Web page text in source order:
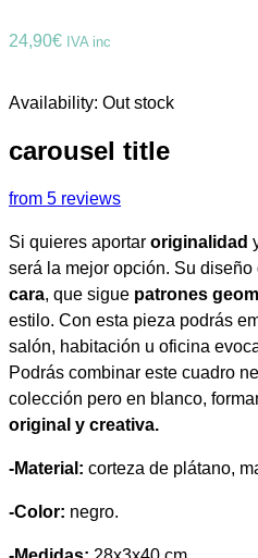
24,90€ IVA inc
Availability: Out stock
carousel title
from 5 reviews
Si quieres aportar originalidad
será la mejor opción. Su
cara, que sigue patrones
estilo. Con esta pieza podrás
salón, habitación u oficina
Podrás combinar este cuadro
colección pero en blanco,
original y creativa.
-Material: corteza de plátano,
-Color: negro.